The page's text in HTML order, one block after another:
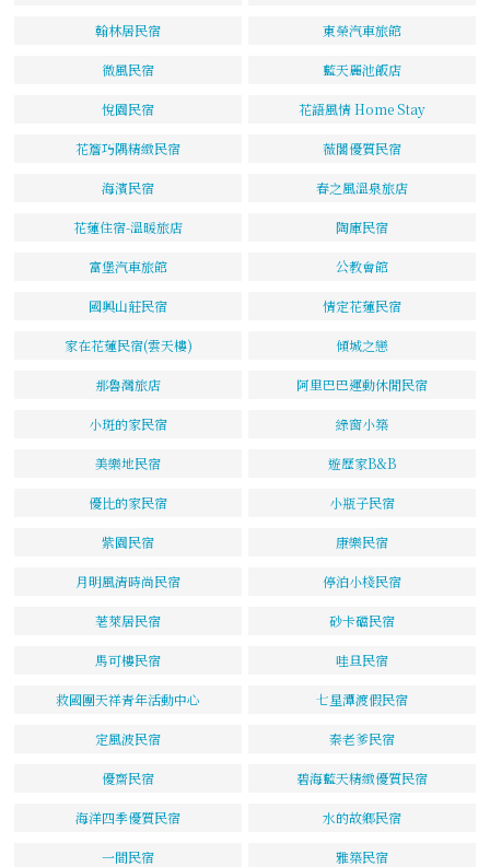
翰林居民宿 東榮汽車旅館
微風民宿 藍天麗池飯店
悅園民宿 花語風情 Home Stay
花簷巧隅精緻民宿 薇閣優質民宿
海濱民宿 春之風溫泉旅店
花蓮住宿-溫暖旅店 陶庫民宿
富堡汽車旅館 公教會館
國興山莊民宿 情定花蓮民宿
家在花蓮民宿(雲天樓) 傾城之戀
那魯灣旅店 阿里巴巴運動休閒民宿
小斑的家民宿 綠窗小築
美樂地民宿 遊歷家B&B
優比的家民宿 小瓶子民宿
紫園民宿 康樂民宿
月明風清時尚民宿 停泊小棧民宿
荖萊居民宿 砂卡礑民宿
馬可樓民宿 哇旦民宿
救國團天祥青年活動中心 七星潭渡假民宿
定風波民宿 秦老爹民宿
優齋民宿 碧海藍天精緻優質民宿
海洋四季優質民宿 水的故鄉民宿
一間民宿 雅築民宿